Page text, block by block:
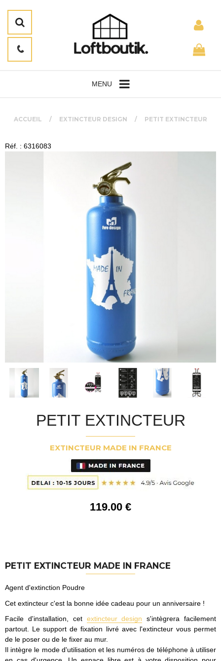
MENU
ACCUEIL EXTINCTEUR DESIGN PETIT EXTINCTEUR
Réf. : 6316083
PETIT EXTINCTEUR
EXTINCTEUR MADE IN FRANCE
119.00 €
PETIT EXTINCTEUR MADE IN FRANCE
Agent d'extinction Poudre
Cet extincteur c'est la bonne idée cadeau pour un anniversaire !
Facile d'installation, cet extincteur design s'intègrera facilement
partout. Le support de fixation livré avec l'extincteur vous permet
de le poser ou de le fixer au mur.
Il intègre le mode d'utilisation et les numéros de téléphone à utiliser